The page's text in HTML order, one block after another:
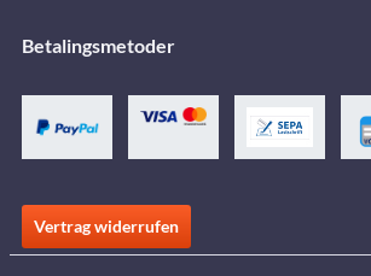
Betalingsmetoder
Vertrag widerrufen